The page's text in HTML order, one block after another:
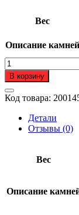
Вес
Описание камней
Количество
товара
Серьги
подвесные
из
золота
пробы
фианитом
В корзину
Код товара:
Детали
Отзывы (0)
Вес
Описание